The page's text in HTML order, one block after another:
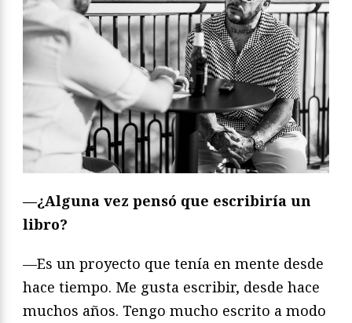
—¿Alguna vez pensó que escribiría un
libro?
—Es un proyecto que tenía en mente desde
hace tiempo. Me gusta escribir, desde hace
muchos años. Tengo mucho escrito a modo